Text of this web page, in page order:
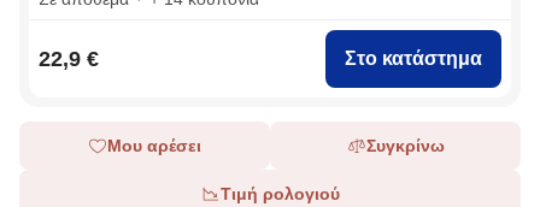
22,9 € Στο κατάστημα
Μου αρέσει Συγκρίνω
Τιμή ρολογιού